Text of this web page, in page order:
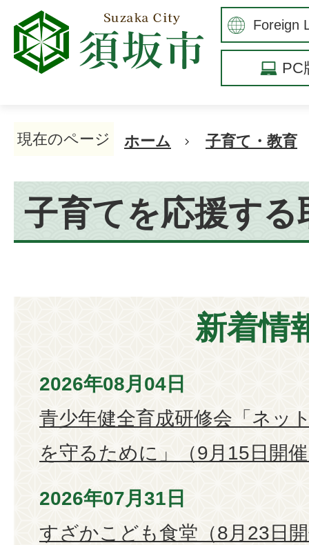
PC
現在のページ ホーム 子育て・教育
子育てを応援する
新着情
2026年08月04日
青少年健全育成研修会「ネッ
を守るために」（9月15日開
2026年07月31日
すざかこども食堂（8月23日